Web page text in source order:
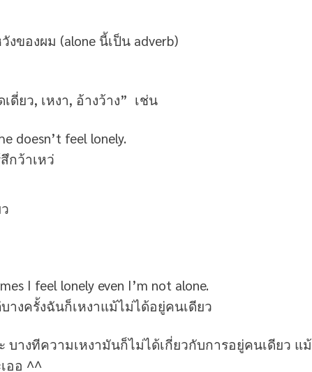
ของผม (alone นี้เป็น adverb)
ดี่ยว, เหงา, อ้างว้าง” เช่น
doesn’t feel lonely.
กว้าเหว่
I feel lonely even I’m not alone.
างครั้งฉันก็เหงาแม้ไม่ได้อยู่คนเดียว
างทีความเหงามันก็ไม่ได้เกี่ยวกับการอยู่คนเดียว แม้
ออ ^^